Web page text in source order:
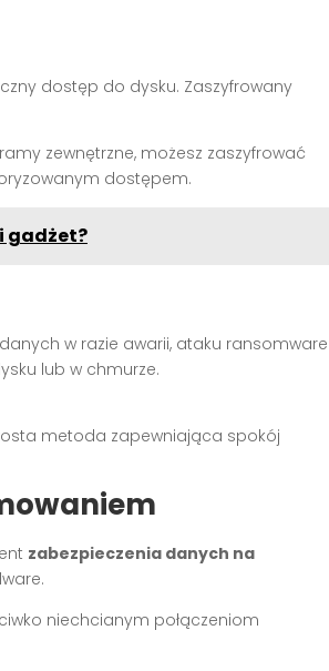
dostęp do dysku. Zaszyfrowany
zewnętrzne, możesz zaszyfrować
dostępem.
gadżet?
w razie awarii, ataku ransomware
lub w chmurze.
metoda zapewniająca spokój
zabezpieczenia danych na
niechcianym połączeniom